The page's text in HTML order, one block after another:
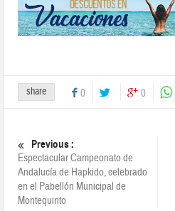
share 0 0
Previous :
Espectacular Campeonato de
Andalucía de Hapkido, celebrado
en el Pabellón Municipal de
Montequinto